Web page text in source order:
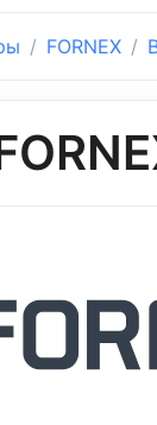
FORNEX